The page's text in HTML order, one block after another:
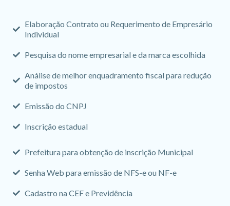
Elaboração Contrato ou Requerimento de Empresário
Individual
Pesquisa do nome empresarial e da marca escolhida
Análise de melhor enquadramento fiscal para redução
de impostos
Emissão do CNPJ
Inscrição estadual
Prefeitura para obtenção de inscrição Municipal
Senha Web para emissão de NFS-e ou NF-e
Cadastro na CEF e Previdência